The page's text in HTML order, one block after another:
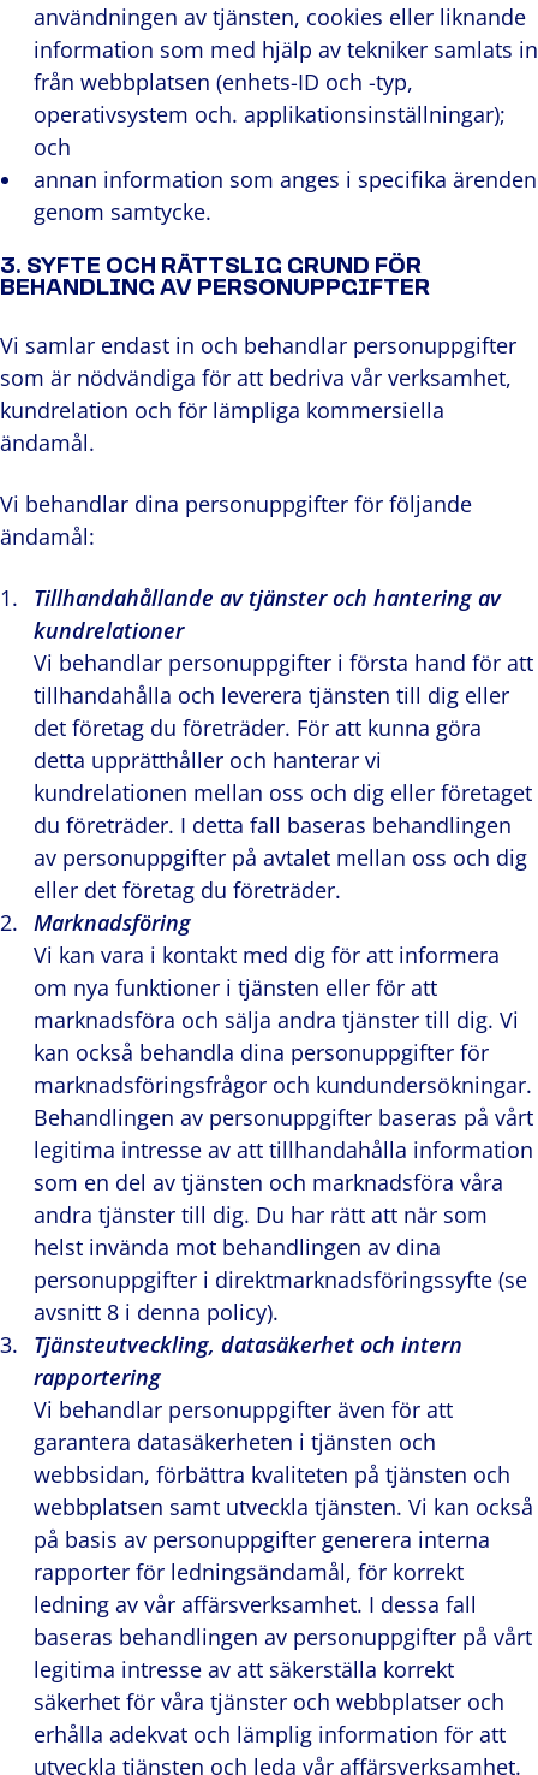
användningen av tjänsten, cookies eller liknande
information som med hjälp av tekniker samlats in
från webbplatsen (enhets-ID och -typ,
operativsystem och. applikationsinställningar);
och
annan information som anges i specifika ärenden
genom samtycke.
3. SYFTE OCH RÄTTSLIG GRUND FÖR
BEHANDLING AV PERSONUPPGIFTER
Vi samlar endast in och behandlar personuppgifter
som är nödvändiga för att bedriva vår verksamhet,
kundrelation och för lämpliga kommersiella
ändamål.
Vi behandlar dina personuppgifter för följande
ändamål:
Tillhandahållande av tjänster och hantering av
kundrelationer
Vi behandlar personuppgifter i första hand för att
tillhandahålla och leverera tjänsten till dig eller
det företag du företräder. För att kunna göra
detta upprätthåller och hanterar vi
kundrelationen mellan oss och dig eller företaget
du företräder. I detta fall baseras behandlingen
av personuppgifter på avtalet mellan oss och dig
eller det företag du företräder.
Marknadsföring
Vi kan vara i kontakt med dig för att informera
om nya funktioner i tjänsten eller för att
marknadsföra och sälja andra tjänster till dig. Vi
kan också behandla dina personuppgifter för
marknadsföringsfrågor och kundundersökningar.
Behandlingen av personuppgifter baseras på vårt
legitima intresse av att tillhandahålla information
som en del av tjänsten och marknadsföra våra
andra tjänster till dig. Du har rätt att när som
helst invända mot behandlingen av dina
personuppgifter i direktmarknadsföringssyfte (se
avsnitt 8 i denna policy).
Tjänsteutveckling, datasäkerhet och intern
rapportering
Vi behandlar personuppgifter även för att
garantera datasäkerheten i tjänsten och
webbsidan, förbättra kvaliteten på tjänsten och
webbplatsen samt utveckla tjänsten. Vi kan också
på basis av personuppgifter generera interna
rapporter för ledningsändamål, för korrekt
ledning av vår affärsverksamhet. I dessa fall
baseras behandlingen av personuppgifter på vårt
legitima intresse av att säkerställa korrekt
säkerhet för våra tjänster och webbplatser och
erhålla adekvat och lämplig information för att
utveckla tjänsten och leda vår affärsverksamhet.